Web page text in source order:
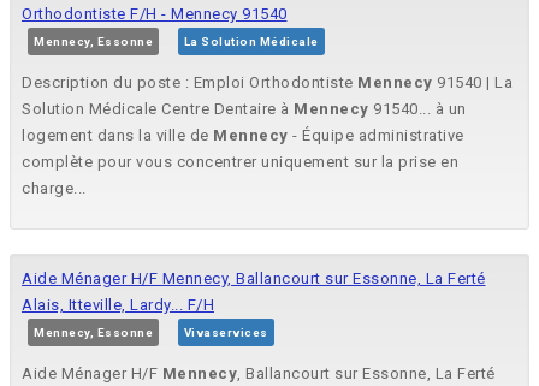
Orthodontiste F/H - Mennecy 91540
Mennecy, Essonne La Solution Médicale
Description du poste : Emploi Orthodontiste Mennecy 91540 | La
Solution Médicale Centre Dentaire à Mennecy 91540... à un
logement dans la ville de Mennecy - Équipe administrative
complète pour vous concentrer uniquement sur la prise en
charge...
Aide Ménager H/F Mennecy, Ballancourt sur Essonne, La Ferté
Alais, Itteville, Lardy... F/H
Mennecy, Essonne Vivaservices
Aide Ménager H/F Mennecy, Ballancourt sur Essonne, La Ferté